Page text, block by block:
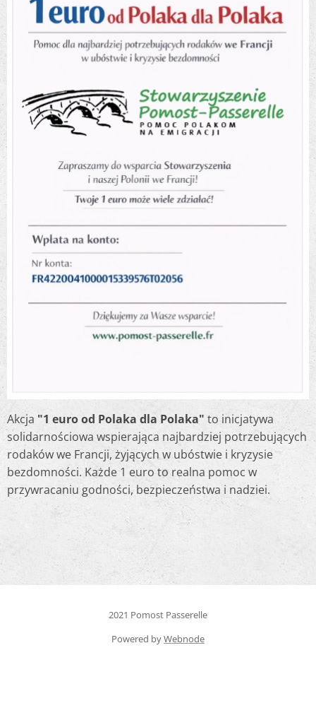
Akcja "1 euro od Polaka dla Polaka" to inicjatywa
solidarnościowa wspierająca najbardziej potrzebujących
rodaków we Francji, żyjących w ubóstwie i kryzysie
bezdomności. Każde 1 euro to realna pomoc w
przywracaniu godności, bezpieczeństwa i nadziei.
2021 Pomost Passerelle
Powered byWebnode